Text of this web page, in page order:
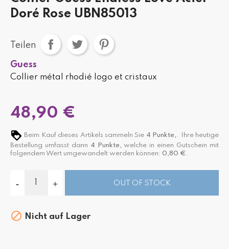
Doré Rose UBN85013
Teilen
Guess
Collier métal rhodié logo et cristaux
48,90 €
Beim Kauf dieses Artikels sammeln Sie 4 Punkte, . Ihre heutige
Bestellung umfasst dann 4 Punkte, welche in einen Gutschein mit
folgendem Wert umgewandelt werden können: 0,80 € .
OUT OF STOCK
 Nicht auf Lager